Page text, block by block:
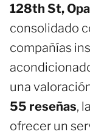
128th St,
consolidado
compañías
una
55 reseñas,
ofrecer un